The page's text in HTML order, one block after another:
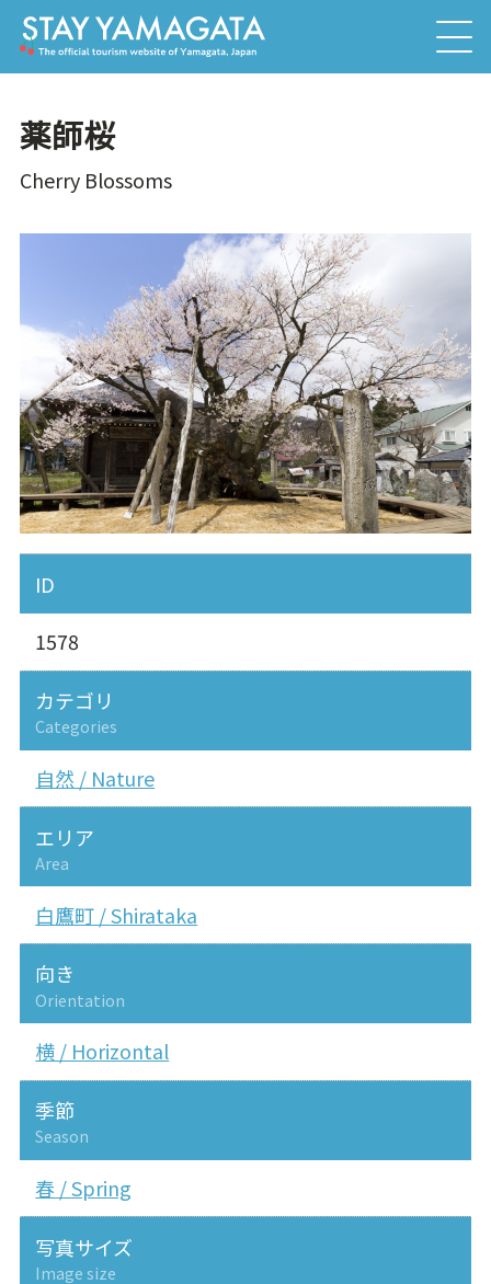
薬師桜
Cherry Blossoms
ID
1578
カテゴリ
Categories
自然 / Nature
エリア
Area
白鷹町 / Shirataka
向き
Orientation
横 / Horizontal
季節
Season
春 / Spring
写真サイズ
Image size